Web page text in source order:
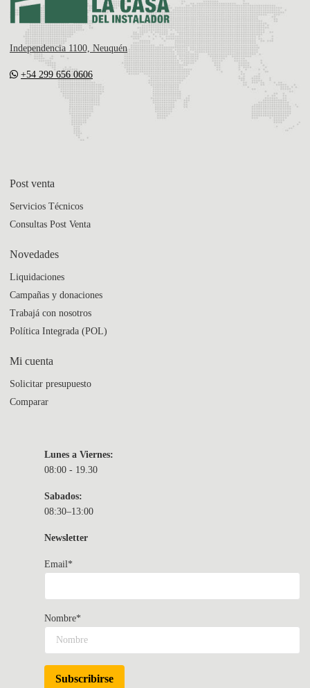
Independencia 1100, Neuquén
+54 299 656 0606
Post venta
Servicios Técnicos
Consultas Post Venta
Novedades
Liquidaciones
Campañas y donaciones
Trabajá con nosotros
Política Integrada (POL)
Mi cuenta
Solicitar presupuesto
Comparar
Lunes a Viernes:
08:00 - 19.30
Sabados:
08:30–13:00
Newsletter
Email*
Nombre*